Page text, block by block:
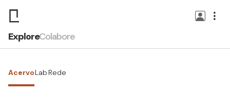
ExploreColabore
AcervoLab Rede